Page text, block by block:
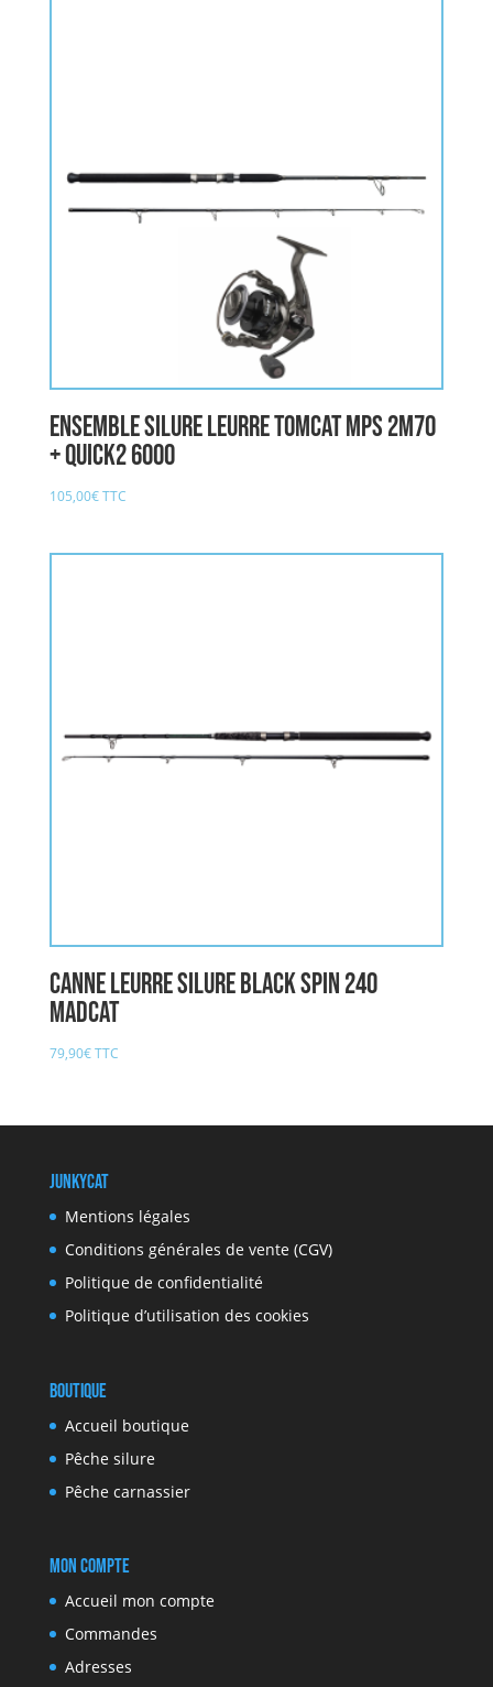
Ensemble Silure LEURRE TOMCAT MPS 2M70
+ QUICK2 6000
105,00€TTC
Canne Leurre Silure BLACK SPIN 240
MADCAT
79,90€TTC
JunkyCat
Mentions légales
Conditions générales de vente (CGV)
Politique de confidentialité
Politique d’utilisation des cookies
Boutique
Accueil boutique
Pêche silure
Pêche carnassier
Mon compte
Accueil mon compte
Commandes
Adresses